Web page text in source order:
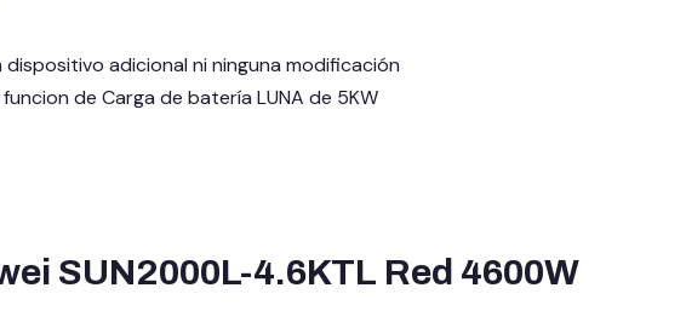
adicional ni ninguna modificación
de Carga de batería LUNA de 5KW
SUN2000L-4.6KTL Red 4600W